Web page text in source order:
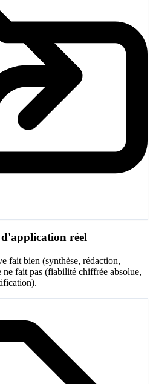
réel
fait bien (synthèse, rédaction,
ne fait pas (fiabilité chiffrée absolue,